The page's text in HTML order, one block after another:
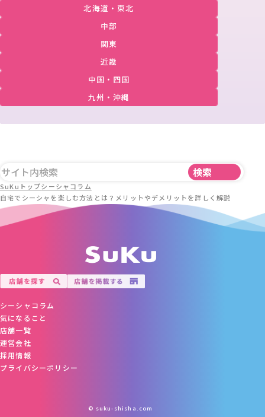
北海道・東北
中部
関東
近畿
中国・四国
九州・沖縄
SuKuトップシーシャコラム
自宅でシーシャを楽しむ方法とは？メリットやデメリットを詳しく解説
シーシャコラム
気になること
店舗一覧
運営会社
採用情報
プライバシーポリシー
© suku-shisha.com